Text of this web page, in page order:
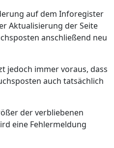
auf dem Inforegister
Aktualisierung der Seite
anschließend neu
jedoch immer voraus, dass
auch tatsächlich
der verbliebenen
eine Fehlermeldung